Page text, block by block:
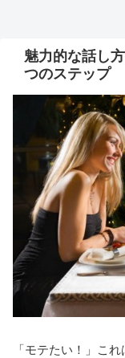
魅力的な話し
つのステップ
「モテたい！」こ